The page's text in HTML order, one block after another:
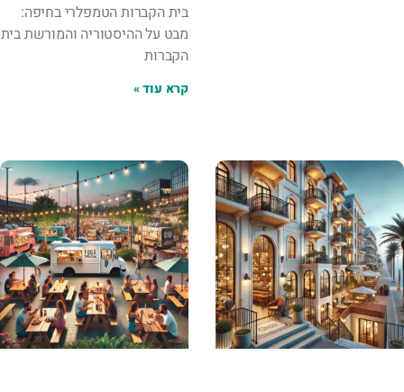
בית הקברות הטמפלרי בחיפה:
מבט על ההיסטוריה והמורשת בית
הקברות
קרא עוד »